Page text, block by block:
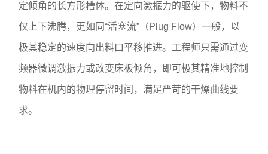
定倾角的长方形槽体。在定向激振力的驱使下，物料不
仅上下沸腾，更如同“活塞流”（Plug Flow）一般，以
极其稳定的速度向出料口平移推进。工程师只需通过变
频器微调激振力或改变床板倾角，即可极其精准地控制
物料在机内的物理停留时间，满足严苛的干燥曲线要
求。